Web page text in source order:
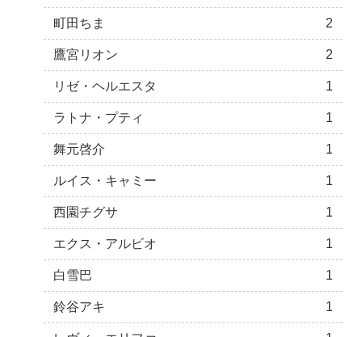
町田ちま 2
鷹宮リオン 2
リゼ・ヘルエスタ 1
ラトナ・プティ 1
舞元啓介 1
ルイス・キャミー 1
西園チグサ 1
エクス・アルビオ 1
白雪巴 1
鈴谷アキ 1